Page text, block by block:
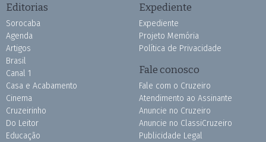
Editorias
Sorocaba
Agenda
Artigos
Brasil
Canal 1
Casa e Acabamento
Cinema
Cruzeirinho
Do Leitor
Educação
Expediente
Expediente
Projeto Memória
Política de Privacidade
Fale conosco
Fale com o Cruzeiro
Atendimento ao Assinante
Anuncie no Cruzeiro
Anuncie no ClassiCruzeiro
Publicidade Legal